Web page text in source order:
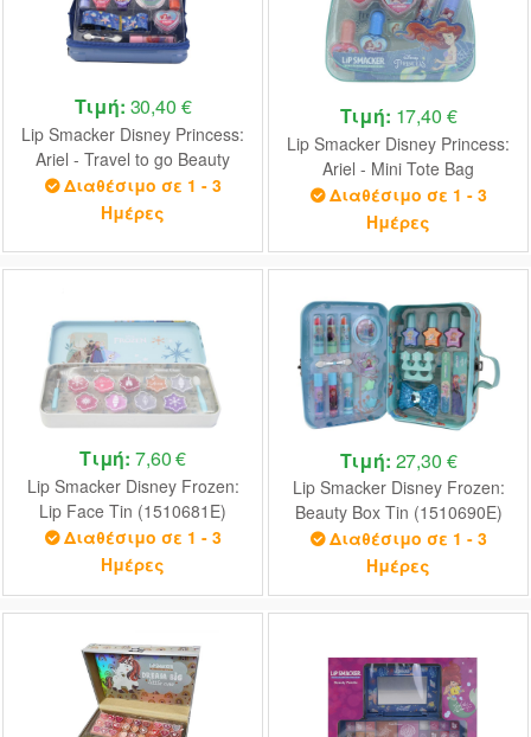
Τιμή: 30,40 €
Lip Smacker Disney Princess:
Ariel - Travel to go Beauty
case (1510696E)
Διαθέσιμο σε 1 - 3
Ημέρες
Τιμή: 17,40 €
Lip Smacker Disney Princess:
Ariel - Mini Tote Bag
(1510697E)
Διαθέσιμο σε 1 - 3
Ημέρες
Τιμή: 7,60 €
Lip Smacker Disney Frozen:
Lip Face Tin (1510681E)
Διαθέσιμο σε 1 - 3
Ημέρες
Τιμή: 27,30 €
Lip Smacker Disney Frozen:
Beauty Box Tin (1510690E)
Διαθέσιμο σε 1 - 3
Ημέρες